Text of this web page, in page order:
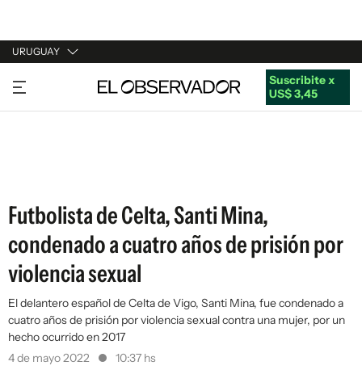
URUGUAY
URUGUAY
ARGENTINA
Suscribite x
US$ 3,45
Futbolista de Celta, Santi Mina,
condenado a cuatro años de prisión por
violencia sexual
El delantero español de Celta de Vigo, Santi Mina, fue condenado a
cuatro años de prisión por violencia sexual contra una mujer, por un
hecho ocurrido en 2017
4 de mayo 2022
10:37 hs